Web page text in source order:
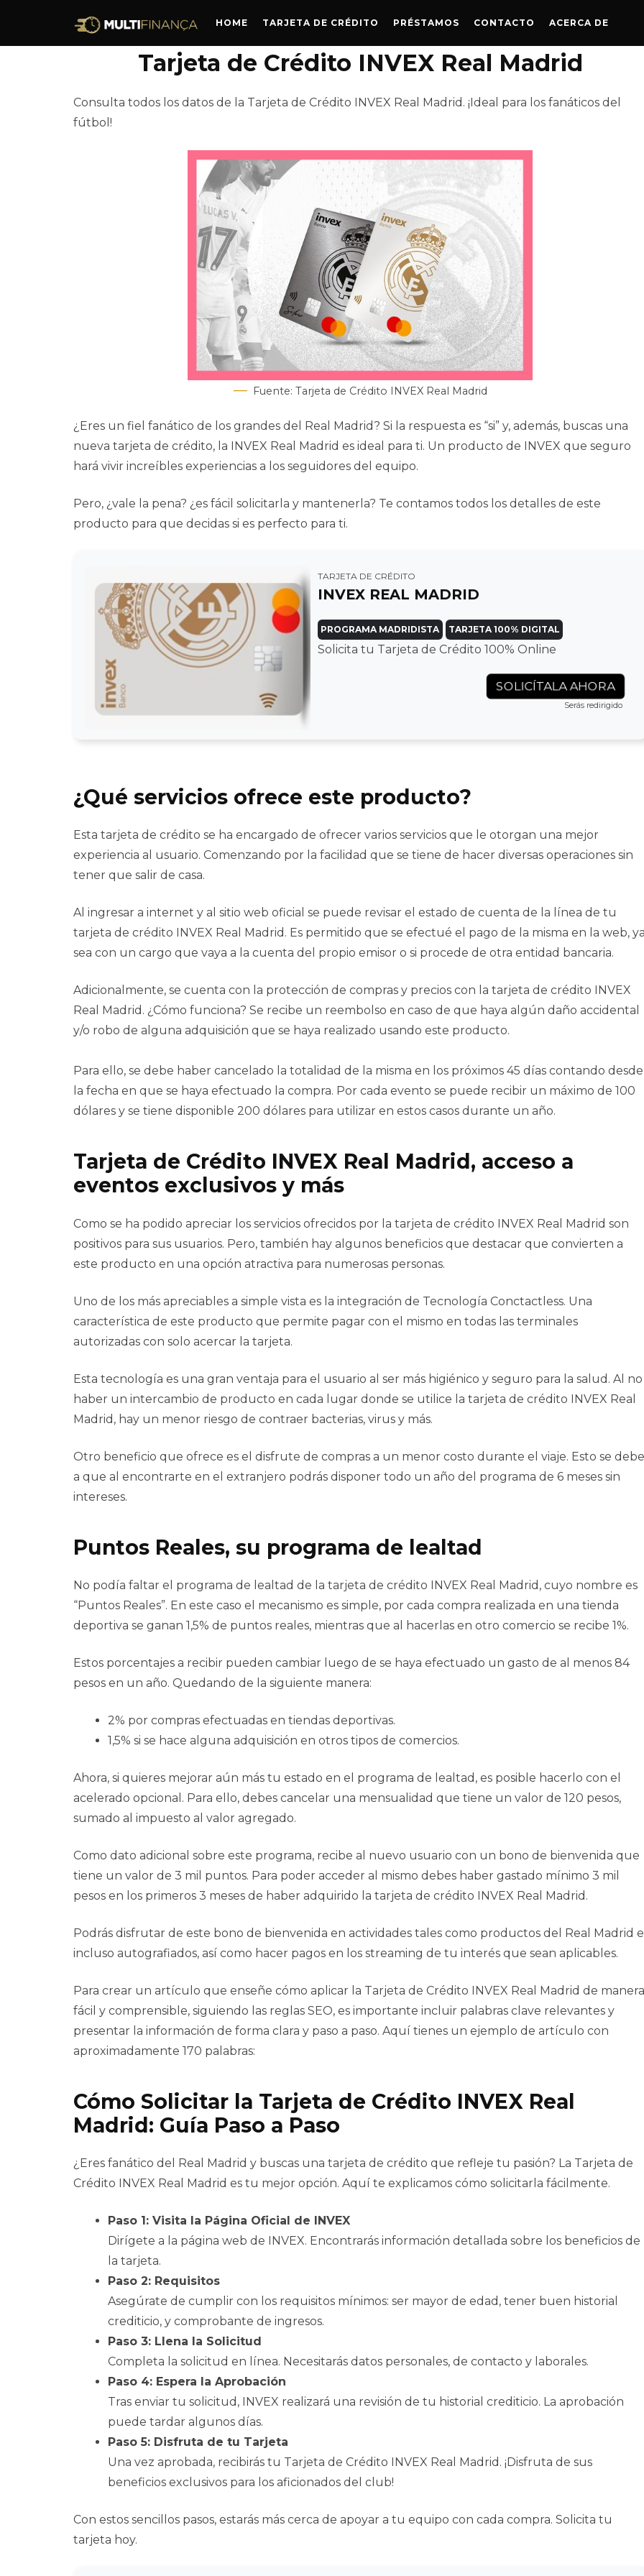
HOME TARJETA DE CRÉDITO PRÉSTAMOS CONTACTO ACERCA DE
Tarjeta de Crédito INVEX Real Madrid
Consulta todos los datos de la Tarjeta de Crédito INVEX Real Madrid. ¡Ideal para los fanáticos del
fútbol!
Fuente: Tarjeta de Crédito INVEX Real Madrid
¿Eres un fiel fanático de los grandes del Real Madrid? Si la respuesta es “si” y, además, buscas una
nueva tarjeta de crédito, la INVEX Real Madrid es ideal para ti. Un producto de INVEX que seguro
hará vivir increíbles experiencias a los seguidores del equipo.
Pero, ¿vale la pena? ¿es fácil solicitarla y mantenerla? Te contamos todos los detalles de este
producto para que decidas si es perfecto para ti.
TARJETA DE CRÉDITO
INVEX REAL MADRID
PROGRAMA MADRIDISTA TARJETA 100% DIGITAL
Solicita tu Tarjeta de Crédito 100% Online
SOLICÍTALA AHORA
Serás redirigido
¿Qué servicios ofrece este producto?
Esta tarjeta de crédito se ha encargado de ofrecer varios servicios que le otorgan una mejor
experiencia al usuario. Comenzando por la facilidad que se tiene de hacer diversas operaciones sin
tener que salir de casa.
Al ingresar a internet y al sitio web oficial se puede revisar el estado de cuenta de la línea de tu
tarjeta de crédito INVEX Real Madrid. Es permitido que se efectué el pago de la misma en la web,
sea con un cargo que vaya a la cuenta del propio emisor o si procede de otra entidad bancaria.
Adicionalmente, se cuenta con la protección de compras y precios con la tarjeta de crédito INVEX
Real Madrid. ¿Cómo funciona? Se recibe un reembolso en caso de que haya algún daño accidental
y/o robo de alguna adquisición que se haya realizado usando este producto.
Para ello, se debe haber cancelado la totalidad de la misma en los próximos 45 días contando desde
la fecha en que se haya efectuado la compra. Por cada evento se puede recibir un máximo de 100
dólares y se tiene disponible 200 dólares para utilizar en estos casos durante un año.
Tarjeta de Crédito INVEX Real Madrid, acceso a
eventos exclusivos y más
Como se ha podido apreciar los servicios ofrecidos por la tarjeta de crédito INVEX Real Madrid son
positivos para sus usuarios. Pero, también hay algunos beneficios que destacar que convierten a
este producto en una opción atractiva para numerosas personas.
Uno de los más apreciables a simple vista es la integración de Tecnología Conctactless. Una
característica de este producto que permite pagar con el mismo en todas las terminales
autorizadas con solo acercar la tarjeta.
Esta tecnología es una gran ventaja para el usuario al ser más higiénico y seguro para la salud. Al no
haber un intercambio de producto en cada lugar donde se utilice la tarjeta de crédito INVEX Real
Madrid, hay un menor riesgo de contraer bacterias, virus y más.
Otro beneficio que ofrece es el disfrute de compras a un menor costo durante el viaje. Esto se debe
a que al encontrarte en el extranjero podrás disponer todo un año del programa de 6 meses sin
intereses.
Puntos Reales, su programa de lealtad
No podía faltar el programa de lealtad de la tarjeta de crédito INVEX Real Madrid, cuyo nombre es
“Puntos Reales”. En este caso el mecanismo es simple, por cada compra realizada en una tienda
deportiva se ganan 1,5% de puntos reales, mientras que al hacerlas en otro comercio se recibe 1%.
Estos porcentajes a recibir pueden cambiar luego de se haya efectuado un gasto de al menos 84
pesos en un año. Quedando de la siguiente manera:
2% por compras efectuadas en tiendas deportivas.
1,5% si se hace alguna adquisición en otros tipos de comercios.
Ahora, si quieres mejorar aún más tu estado en el programa de lealtad, es posible hacerlo con el
acelerado opcional. Para ello, debes cancelar una mensualidad que tiene un valor de 120 pesos,
sumado al impuesto al valor agregado.
Como dato adicional sobre este programa, recibe al nuevo usuario con un bono de bienvenida que
tiene un valor de 3 mil puntos. Para poder acceder al mismo debes haber gastado mínimo 3 mil
pesos en los primeros 3 meses de haber adquirido la tarjeta de crédito INVEX Real Madrid.
Podrás disfrutar de este bono de bienvenida en actividades tales como productos del Real Madrid e
incluso autografiados, así como hacer pagos en los streaming de tu interés que sean aplicables.
Para crear un artículo que enseñe cómo aplicar la Tarjeta de Crédito INVEX Real Madrid de manera
fácil y comprensible, siguiendo las reglas SEO, es importante incluir palabras clave relevantes y
presentar la información de forma clara y paso a paso. Aquí tienes un ejemplo de artículo con
aproximadamente 170 palabras:
Cómo Solicitar la Tarjeta de Crédito INVEX Real
Madrid: Guía Paso a Paso
¿Eres fanático del Real Madrid y buscas una tarjeta de crédito que refleje tu pasión? La Tarjeta de
Crédito INVEX Real Madrid es tu mejor opción. Aquí te explicamos cómo solicitarla fácilmente.
Paso 1: Visita la Página Oficial de INVEX
Dirígete a la página web de INVEX. Encontrarás información detallada sobre los beneficios de
la tarjeta.
Paso 2: Requisitos
Asegúrate de cumplir con los requisitos mínimos: ser mayor de edad, tener buen historial
crediticio, y comprobante de ingresos.
Paso 3: Llena la Solicitud
Completa la solicitud en línea. Necesitarás datos personales, de contacto y laborales.
Paso 4: Espera la Aprobación
Tras enviar tu solicitud, INVEX realizará una revisión de tu historial crediticio. La aprobación
puede tardar algunos días.
Paso 5: Disfruta de tu Tarjeta
Una vez aprobada, recibirás tu Tarjeta de Crédito INVEX Real Madrid. ¡Disfruta de sus
beneficios exclusivos para los aficionados del club!
Con estos sencillos pasos, estarás más cerca de apoyar a tu equipo con cada compra. Solicita tu
tarjeta hoy.